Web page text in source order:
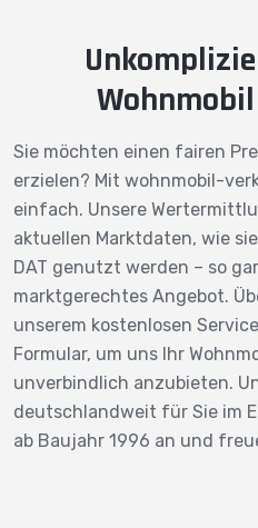
Sie möchten einen fairen
erzielen? Mit wohnmobil-
einfach. Unsere
aktuellen Marktdaten, wie
DAT genutzt werden – so
marktgerechtes Angebot.
unserem kostenlosen
Formular, um uns Ihr
unverbindlich anzubieten.
deutschlandweit für Sie im
ab Baujahr 1996 an und